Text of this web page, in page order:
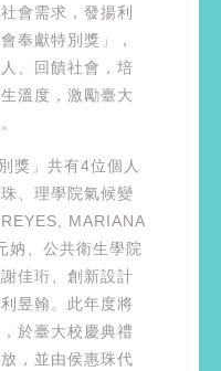
會需求，發揚利
奉獻特別獎」，
、回饋社會，培
溫度，激勵臺大
獎」共有4位個人
、理學院氣候變
MARIANA
妠、公共衛生學院
佳珩、創新設計
昱翰。此年度將
於臺大校慶典禮
，並由侯惠珠代